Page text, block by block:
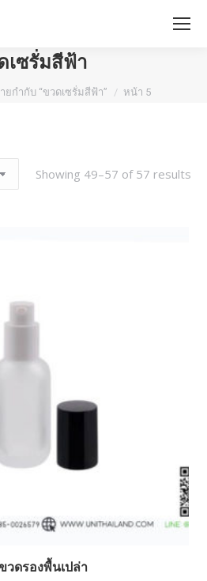
เซรั่มสีฟ้า
กำกับ “ขวดเซรั่มสีฟ้า” หน้า 5
Showing 49–57 of 57 results
วดรองพื้นเปล่า